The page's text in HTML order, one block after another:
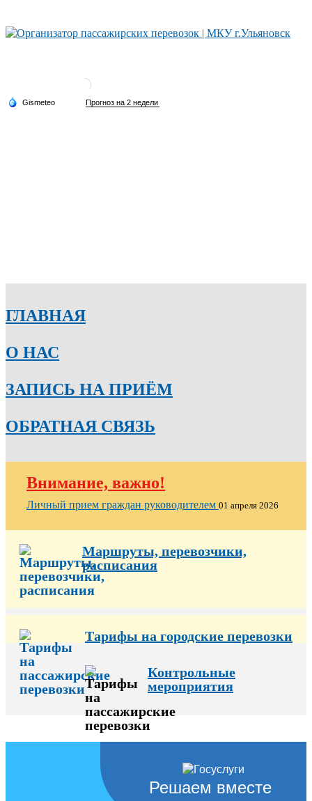
ГЛАВНАЯ
О НАС
ЗАПИСЬ НА ПРИЁМ
ОБРАТНАЯ СВЯЗЬ
Внимание, важно!
Личный прием граждан руководителем 01 апреля 2026
Маршруты, перевозчики,
расписания
Тарифы на городские перевозки
Контрольные
мероприятия
Решаем вместе